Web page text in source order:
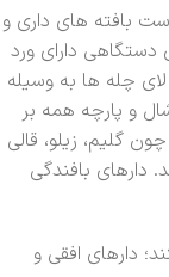
بافته های داری و
دارای ورد
لای چله ها به وسیله
و پارچه همه بر
گلیم، زیلو، قالی
دارهای بافندگی
دارهای افقی و